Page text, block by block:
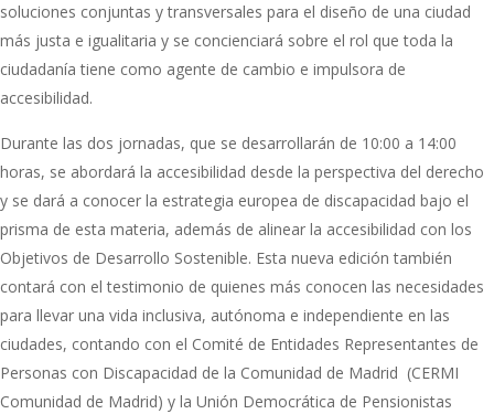
soluciones conjuntas y transversales para el diseño de una ciudad
más justa e igualitaria y se concienciará sobre el rol que toda la
ciudadanía tiene como agente de cambio e impulsora de
accesibilidad.
Durante las dos jornadas, que se desarrollarán de 10:00 a 14:00
horas, se abordará la accesibilidad desde la perspectiva del derecho
y se dará a conocer la estrategia europea de discapacidad bajo el
prisma de esta materia, además de alinear la accesibilidad con los
Objetivos de Desarrollo Sostenible. Esta nueva edición también
contará con el testimonio de quienes más conocen las necesidades
para llevar una vida inclusiva, autónoma e independiente en las
ciudades, contando con el Comité de Entidades Representantes de
Personas con Discapacidad de la Comunidad de Madrid (CERMI
Comunidad de Madrid) y la Unión Democrática de Pensionistas